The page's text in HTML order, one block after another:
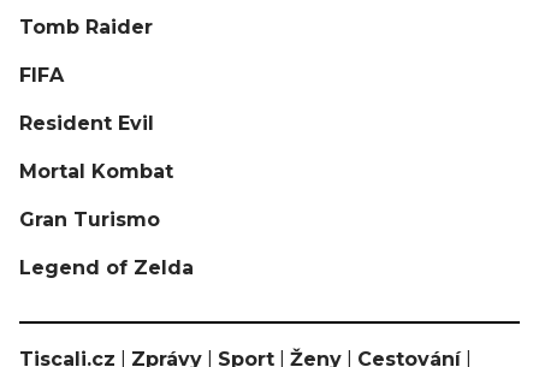
Tomb Raider
FIFA
Resident Evil
Mortal Kombat
Gran Turismo
Legend of Zelda
Tiscali.cz Zprávy Sport Ženy Cestování|